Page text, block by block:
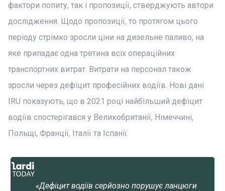
фактори попиту, так і пропозиції, стверджують автори
дослідження. Щодо пропозиції, то протягом цього
періоду стрімко зросли ціни на дизельне паливо, на
яке припадає одна третина всіх операційних
транспортних витрат. Витрати на персонал також
зросли через дефіцит професійних водіїв. Нові дані
IRU показують, що в 2021 році найбільший дефіцит
водіїв спостерігався у Великобританії, Німеччині,
Польщі, Франції, Італії та Іспанії.
«Дефіцит водіїв серйозно порушує ланцюги